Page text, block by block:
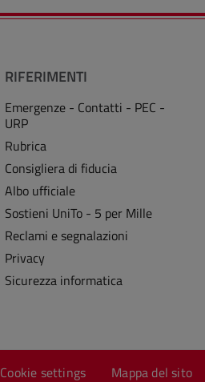
RIFERIMENTI
Emergenze - Contatti - PEC -
URP
Rubrica
Consigliera di fiducia
Albo ufficiale
Sostieni UniTo - 5 per Mille
Reclami e segnalazioni
Privacy
Sicurezza informatica
Cookie settings Mappa del sito